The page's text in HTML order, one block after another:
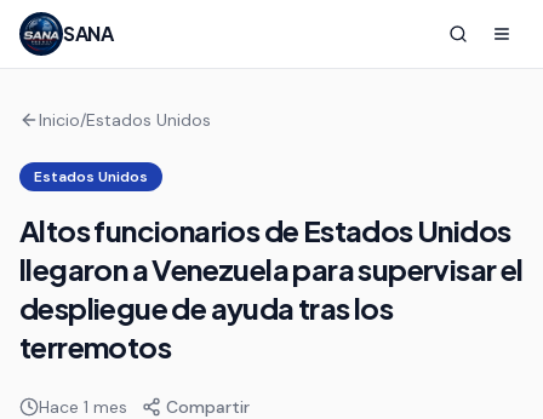
SANA
Inicio/Estados Unidos
Estados Unidos
Altos funcionarios de Estados Unidos
llegaron a Venezuela para supervisar el
despliegue de ayuda tras los
terremotos
Hace 1 mes Compartir